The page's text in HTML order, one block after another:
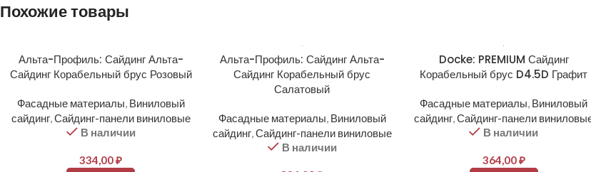
Похожие товары
Альта-Профиль: Сайдинг Альта-
Сайдинг Корабельный брус Розовый
Фасадные материалы, Виниловый
сайдинг,Сайдинг-панели виниловые
В наличии
334,00₽
Альта-Профиль: Сайдинг Альта-
Сайдинг Корабельный брус
Салатовый
Фасадные материалы, Виниловый
сайдинг,Сайдинг-панели виниловые
В наличии
Docke: PREMIUM Сайдинг
Корабельный брус D4.5D Графит
Фасадные материалы, Виниловый
сайдинг,Сайдинг-панели
В наличии
364,00₽